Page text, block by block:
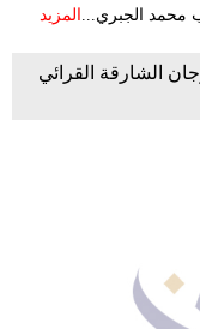
محمد الجبري... المزيد
الشارقة القرائي